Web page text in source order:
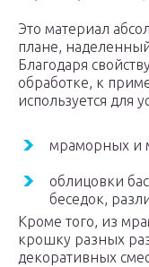
Это материал
плане,
Благодаря
обработке, к
используется для
мраморных и
облицовки
беседок,
Кроме того, из
крошку разных
декоративных